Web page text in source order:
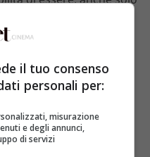
vita”.
il tuo consenso
personali per:
misurazione
e degli annunci,
di servizi